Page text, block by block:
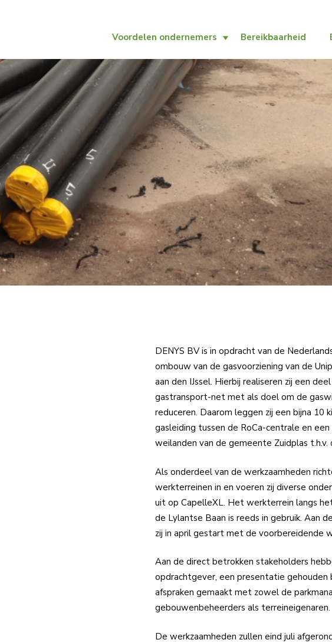
Voordelen ondernemers Bereikbaarheid
DENYS BV is in opdracht van de
ombouw van de gasvoorziening van de
aan den IJssel. Hierbij realiseren zij een
gastransport-net met als doel om de
reduceren. Daarom leggen zij een bijna 10
gasleiding tussen de RoCa-centrale en
weilanden van de gemeente Zuidplas t.h.v.
Als onderdeel van de werkzaamheden
werkterreinen in en voeren zij diverse
uit op CapelleXL. Het werkterrein langs
de Lylantse Baan is reeds in gebruik. Aan
zij in april gestart met de voorbereidende
Aan de direct betrokken stakeholders
opdrachtgever, een presentatie gehouden
afspraken gemaakt met zowel de
gebouwenbeheerders als terreineigenaren.
De werkzaamheden zullen eind juli